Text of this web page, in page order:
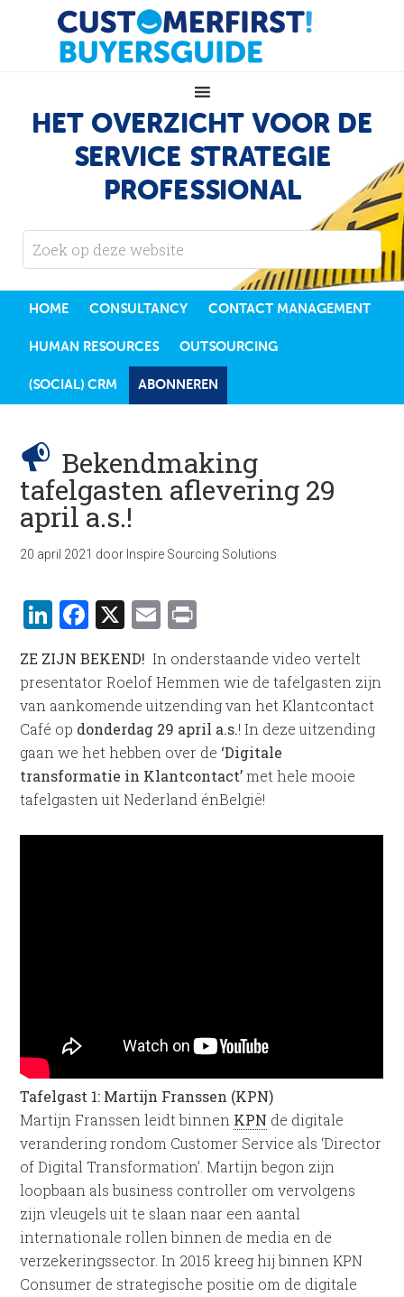
HET OVERZICHT VOOR DE
SERVICE STRATEGIE
PROFESSIONAL
HOME CONSULTANCY CONTACT MANAGEMENT
HUMAN RESOURCES OUTSOURCING
(SOCIAL) CRM ABONNEREN
Bekendmaking
tafelgasten aflevering 29
april a.s.!
20 april 2021 door Inspire Sourcing Solutions
LinkedIn
Facebook
X Email
ZE ZIJN BEKEND! In onderstaande video vertelt
presentator Roelof Hemmen wie de tafelgasten zijn
van aankomende uitzending van het Klantcontact
Café op donderdag 29 april a.s.! In deze uitzending
gaan we het hebben over de ‘Digitale
transformatie in Klantcontact’met hele mooie
tafelgasten uit Nederland énBelgië!
Tafelgast 1: Martijn Franssen (KPN)
Martijn Franssen leidt binnen KPN de digitale
verandering rondom Customer Service als ‘Director
of Digital Transformation’. Martijn begon zijn
loopbaan als business controller om vervolgens
zijn vleugels uit te slaan naar een aantal
internationale rollen binnen de media en de
verzekeringssector. In 2015 kreeg hij binnen KPN
Consumer de strategische positie om de digitale